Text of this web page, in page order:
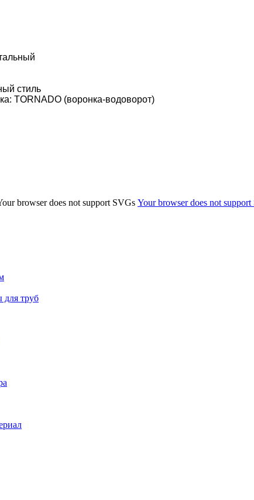
стиль
TORNADO (воронка-водоворот)
browser does not support SVGs Your browser does not
для труб